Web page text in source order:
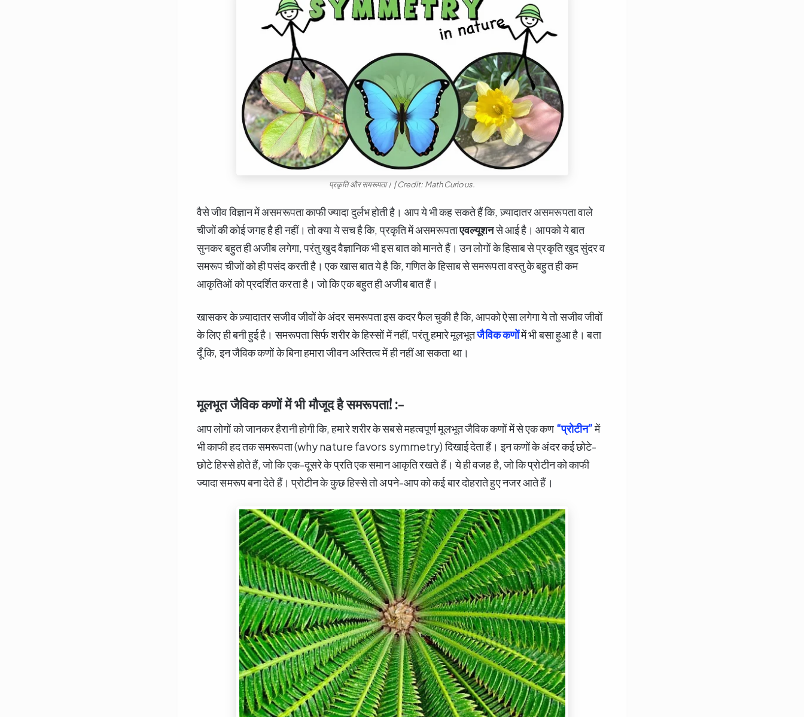
प्रकृति और समरूपता। | Credit: Math Curious.
वैसे जीव विज्ञान में असमरूपता काफी ज्यादा दुर्लभ होती है। आप ये भी कह सकते हैं कि, ज़्यादातर असमरूपता वाले
चीजों की कोई जगह है ही नहीं। तो क्या ये सच है कि, प्रकृति में असमरूपताएवल्यूशनसे आई है। आपको ये बात
सुनकर बहुत ही अजीब लगेगा, परंतु खुद वैज्ञानिक भी इस बात को मानते हैं। उन लोगों के हिसाब से प्रकृति खुद सुंदर व
समरूप चीजों को ही पसंद करती है। एक खास बात ये है कि, गणित के हिसाब से समरूपता वस्तु के बहुत ही कम
आकृतिओं को प्रदर्शित करता है। जो कि एक बहुत ही अजीब बात हैं।
खासकर के ज़्यादातर सजीव जीवों के अंदर समरूपता इस कदर फैल चुकी है कि, आपको ऐसा लगेगा ये तो सजीव जीवों
के लिए ही बनी हुई है। समरूपता सिर्फ शरीर के हिस्सों में नहीं, परंतु हमारे मूलभूतजैविक कणोंमें भी बसा हुआ है। बता
दूँ कि, इन जैविक कणों के बिना हमारा जीवन अस्तित्व में ही नहीं आ सकता था।
मूलभूत जैविक कणों में भी मौजूद है समरूपता! :-
आप लोगों को जानकर हैरानी होगी कि, हमारे शरीर के सबसे महत्वपूर्ण मूलभूत जैविक कणों में से एक कण“प्रोटीन”में
भी काफी हद तक समरूपता (why nature favors symmetry) दिखाई देता हैं। इन कणों के अंदर कई छोटे-
छोटे हिस्से होते हैं, जो कि एक-दूसरे के प्रति एक समान आकृति रखते हैं। ये ही वजह है, जो कि प्रोटीन को काफी
ज्यादा समरूप बना देते हैं। प्रोटीन के कुछ हिस्से तो अपने-आप को कई बार दोहराते हुए नजर आते हैं।